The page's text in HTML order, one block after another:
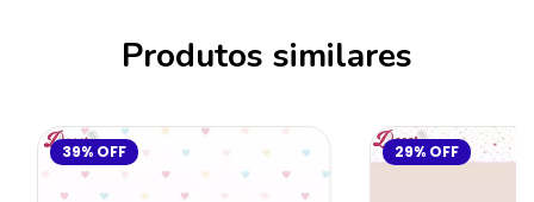
Produtos similares
39% OFF 29% OFF